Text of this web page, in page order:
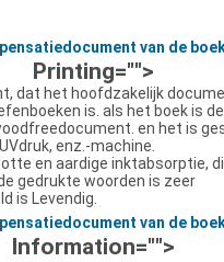
van de
Printing="">
dat het hoofdzakelijk
is. als het boek is
en het is
enz.-machine.
en aardige inktabsorptie,
gedrukte woorden is zeer
is Levendig.
van de
Information="">